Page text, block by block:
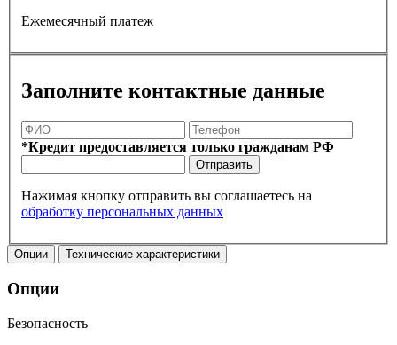
Ежемесячный платеж
Заполните контактные данные
*Кредит предоставляется только гражданам РФ
Отправить
Нажимая кнопку отправить вы соглашаетесь на
обработку персональных данных
Опции Технические характеристики
Опции
Безопасность